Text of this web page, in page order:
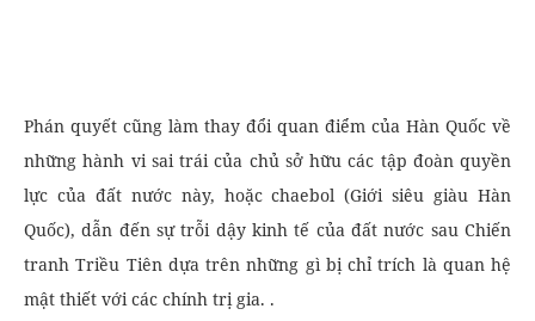
Phán quyết cũng làm thay đổi quan điểm của Hàn Quốc về
những hành vi sai trái của chủ sở hữu các tập đoàn quyền
lực của đất nước này, hoặc chaebol (Giới siêu giàu Hàn
Quốc), dẫn đến sự trỗi dậy kinh tế của đất nước sau Chiến
tranh Triều Tiên dựa trên những gì bị chỉ trích là quan hệ
mật thiết với các chính trị gia. .